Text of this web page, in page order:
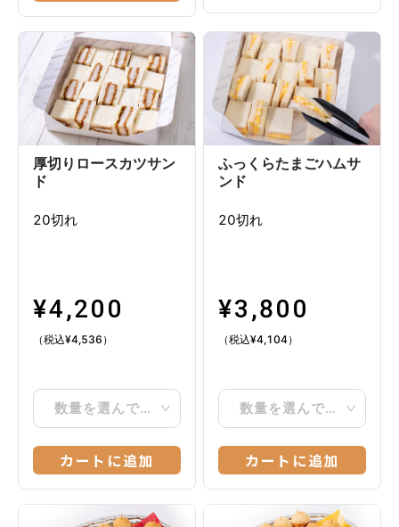
厚切りロースカツサン
ド
20切れ
¥4,200
（税込¥4,536 ）
数量を選んでください
カートに追加
ふっくらたまごハムサ
ンド
20切れ
¥3,800
（税込¥4,104）
数量を選んでください
カートに追加